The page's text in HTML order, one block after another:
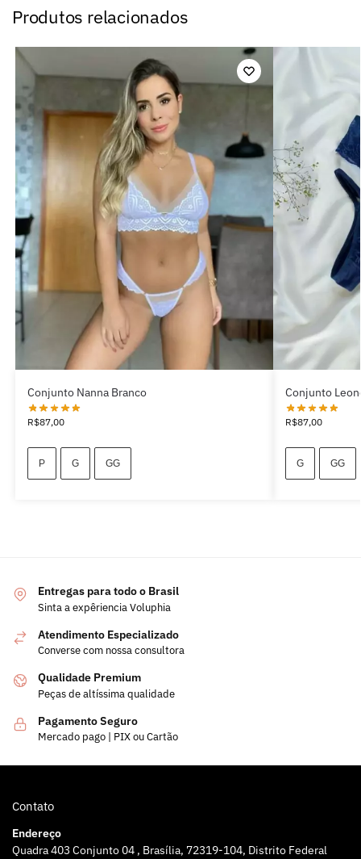
Produtos relacionados
Conjunto Nanna Branco
R$87,00
P G GG
Conjunto
R$87,00
G GG
Entregas para todo o Brasil
Sinta a expêriencia Voluphia
Atendimento Especializado
Converse com nossa consultora
Qualidade Premium
Peças de altíssima qualidade
Pagamento Seguro
Mercado pago | PIX ou Cartão
Contato
Endereço
Quadra 403 Conjunto 04 , Brasília, 72319-104, Distrito Federal